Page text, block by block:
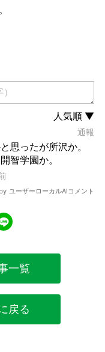
ア
一覧
戻る